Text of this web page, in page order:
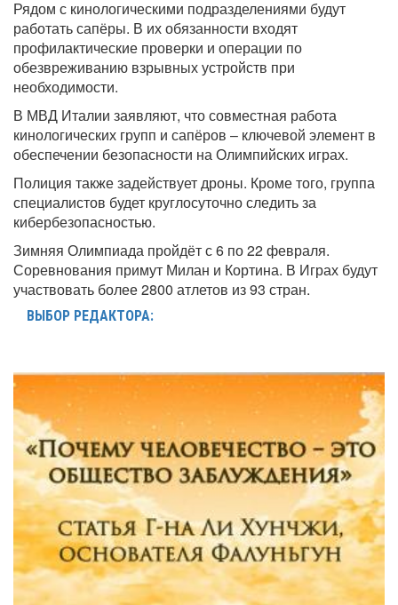
Рядом с кинологическими подразделениями будут
работать сапёры. В их обязанности входят
профилактические проверки и операции по
обезвреживанию взрывных устройств при
необходимости.
В МВД Италии заявляют, что совместная работа
кинологических групп и сапёров – ключевой элемент в
обеспечении безопасности на Олимпийских играх.
Полиция также задействует дроны. Кроме того, группа
специалистов будет круглосуточно следить за
кибербезопасностью.
Зимняя Олимпиада пройдёт с 6 по 22 февраля.
Соревнования примут Милан и Кортина. В Играх будут
участвовать более 2800 атлетов из 93 стран.
ВЫБОР РЕДАКТОРА: